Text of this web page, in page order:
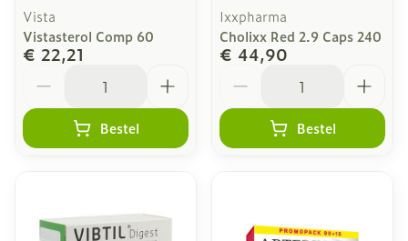
Vista
Vistasterol Comp 60
€ 22,21
Bestel
Ixxpharma
Cholixx Red 2.9 Caps 240
€ 44,90
Bestel